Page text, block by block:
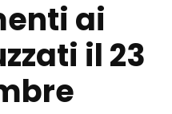
ai
il 23